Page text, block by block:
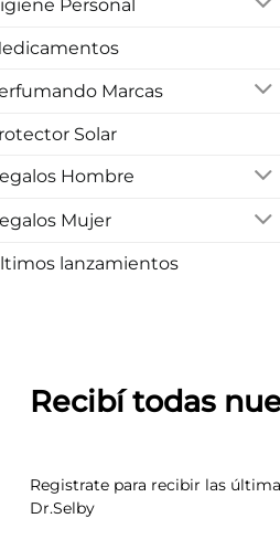
Personal
Marcas
Solar
Hombre
Mujer
lanzamientos
Recibí todas
Registrate para recibir las
Dr.Selby